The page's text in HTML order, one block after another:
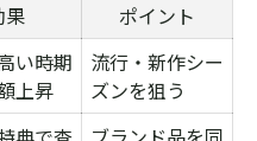
果
ポイント
い時期
上昇
流行・新作シー
ズンを狙う